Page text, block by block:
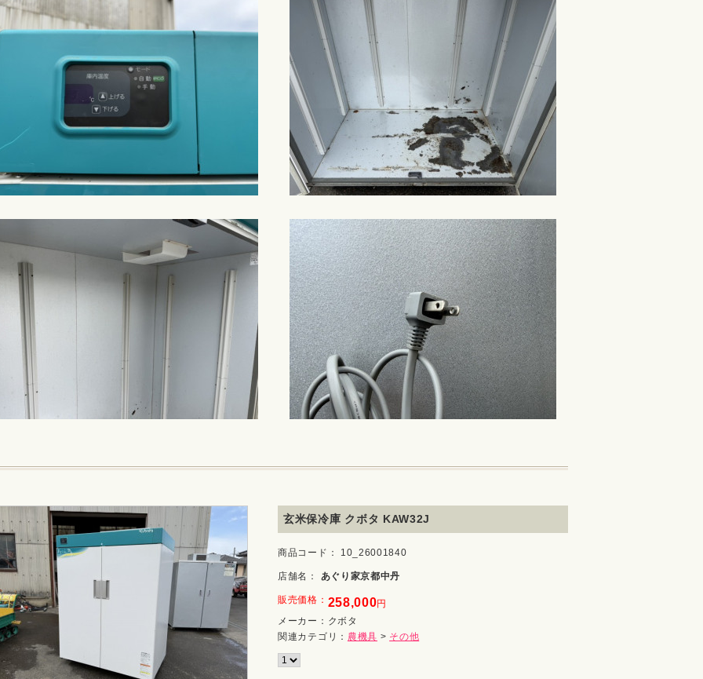
玄米保冷庫 クボタ KAW32J
商品コード： 10_26001840
店舗名： あぐり家京都中丹
販売価格： 258,000円
メーカー： クボタ
関連カテゴリ： 農機具 > その他